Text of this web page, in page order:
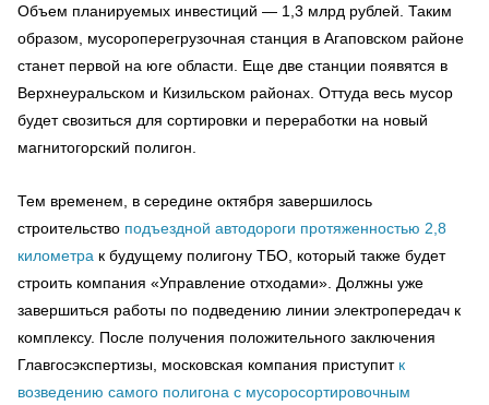
Объем планируемых инвестиций — 1,3 млрд рублей. Таким
образом, мусороперегрузочная станция в Агаповском районе
станет первой на юге области. Еще две станции появятся в
Верхнеуральском и Кизильском районах. Оттуда весь мусор
будет свозиться для сортировки и переработки на новый
магнитогорский полигон.
Тем временем, в середине октября завершилось
строительство подъездной автодороги протяженностью 2,8
километра к будущему полигону ТБО, который также будет
строить компания «Управление отходами». Должны уже
завершиться работы по подведению линии электропередач к
комплексу. После получения положительного заключения
Главгосэкспертизы, московская компания приступит к
возведению самого полигона с мусоросортировочным